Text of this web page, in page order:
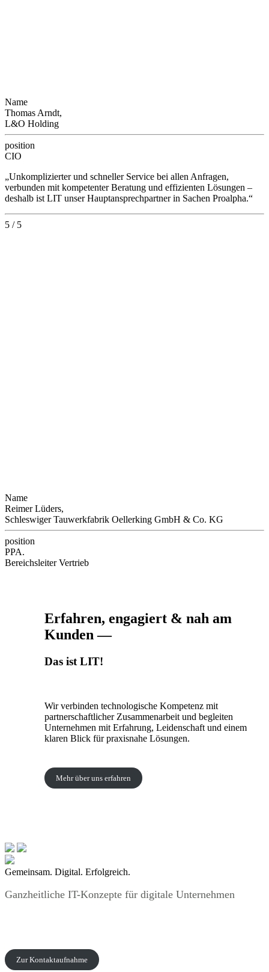
Name
Thomas Arndt,
L&O Holding
position
CIO
„Unkomplizierter und schneller Service bei allen Anfragen,
verbunden mit kompetenter Beratung und effizienten Lösungen –
deshalb ist LIT unser Hauptansprechpartner in Sachen Proalpha.“
5 / 5
Name
Reimer Lüders,
Schleswiger Tauwerkfabrik Oellerking GmbH & Co. KG
position
PPA.
Bereichsleiter Vertrieb
Erfahren, engagiert & nah am
Kunden —
Das ist LIT!
Wir verbinden technologische Kompetenz mit
partnerschaftlicher Zusammenarbeit und begleiten
Unternehmen mit Erfahrung, Leidenschaft und einem
klaren Blick für praxisnahe Lösungen.
Mehr über uns erfahren
Gemeinsam. Digital. Erfolgreich.
Ganzheitliche IT-Konzepte für digitale Unternehmen
Zur Kontaktaufnahme